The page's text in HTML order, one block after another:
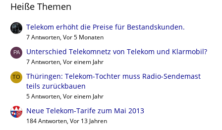
Heiße Themen
Telekom erhöht die Preise für Bestandskunden.
7 Antworten, Vor 5 Monaten
Unterschied Telekomnetz von Telekom und Klarmobil?
7 Antworten, Vor einem Jahr
Thüringen: Telekom-Tochter muss Radio-Sendemast
teils zurückbauen
5 Antworten, Vor einem Jahr
Neue Telekom-Tarife zum Mai 2013
184 Antworten, Vor 13 Jahren